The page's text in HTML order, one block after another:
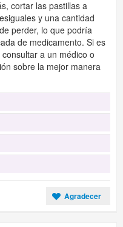
cortar las pastillas a
y una cantidad
perder, lo que podría
de medicamento. Si es
a un médico o
sobre la mejor manera
Agradecer